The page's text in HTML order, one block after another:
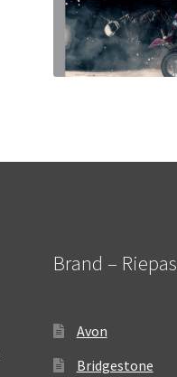
Brand – Riepas
Avon
Bridgestone